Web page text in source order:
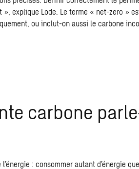
», explique Lode. Le terme « net-zero »
ou inclut-on aussi le carbone
carbone
: consommer autant d’énergie